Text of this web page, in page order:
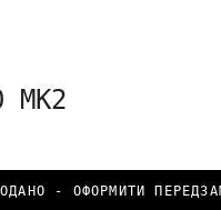
MK2
- ОФОРМИТИ